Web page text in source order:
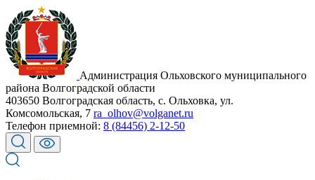
Администрация Ольховского муниципального
района Волгоградской области
403650 Волгоградская область, с. Ольховка, ул.
Комсомольская, 7 ra_olhov@volganet.ru
Телефон приемной: 8 (84456) 2-12-50